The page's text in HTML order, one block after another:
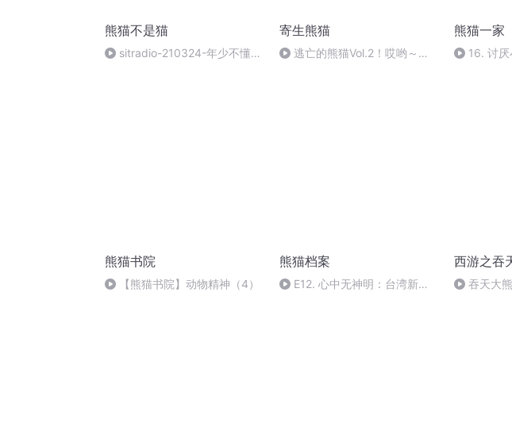
熊猫不是猫
sitradio-210324-年少不懂吕
寄生熊猫
逃亡的熊猫Vol.2！哎哟～撞
熊猫一家
16. 讨厌
熊猫书院
【熊猫书院】动物精神（4）
熊猫档案
E12. 心中无神明：台湾新北
西游之吞
吞天大